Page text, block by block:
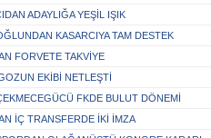
ADAYLIĞA YEŞİL IŞIK
KASARCIYA TAM DESTEK
FORVETE TAKVİYE
EKİBİ NETLEŞTİ
FKDE BULUT DÖNEMİ
İÇ TRANSFERDE İKİ İMZA